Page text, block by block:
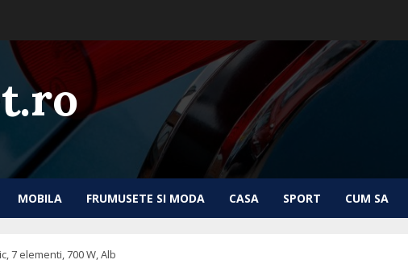
MOBILA FRUMUSETE SI MODA CASA SPORT CUM SA
7 elementi, 700 W, Alb